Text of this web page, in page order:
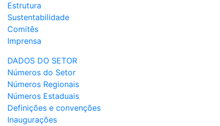
Estrutura
Sustentabilidade
Comitês
Imprensa
DADOS DO SETOR
Números do Setor
Números Regionais
Números Estaduais
Definições e convenções
Inaugurações